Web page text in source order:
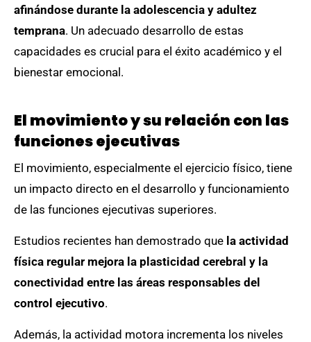
afinándose durante la adolescencia y adultez
temprana. Un adecuado desarrollo de estas
capacidades es crucial para el éxito académico y el
bienestar emocional.
El movimiento y su relación con las
funciones ejecutivas
El movimiento, especialmente el ejercicio físico, tiene
un impacto directo en el desarrollo y funcionamiento
de las funciones ejecutivas superiores.
Estudios recientes han demostrado que la actividad
física regular mejora la plasticidad cerebral y la
conectividad entre las áreas responsables del
control ejecutivo.
Además, la actividad motora incrementa los niveles